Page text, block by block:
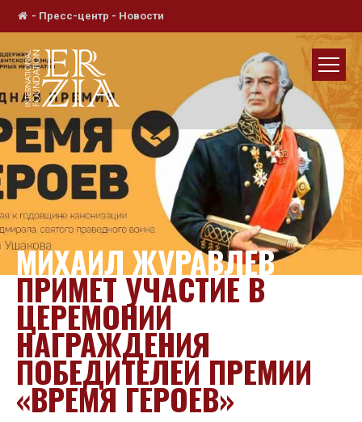
- Пресс-центр - Новости
МИХАИЛ ЖУРАВЛЕВ
ПРИМЕТ УЧАСТИЕ В
ЦЕРЕМОНИИ
НАГРАЖДЕНИЯ
ПОБЕДИТЕЛЕЙ ПРЕМИИ
«ВРЕМЯ ГЕРОЕВ»